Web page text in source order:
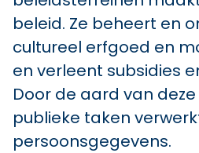
beleid. Ze beheert en
cultureel erfgoed en
en verleent subsidies
Door de aard van
publieke taken
persoonsgegevens.